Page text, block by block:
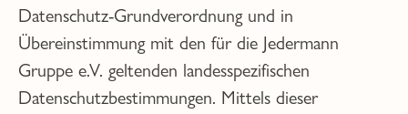
Datenschutz-Grundverordnung und in
Übereinstimmung mit den für die Jedermann
Gruppe e.V. geltenden landesspezifischen
Datenschutzbestimmungen. Mittels dieser